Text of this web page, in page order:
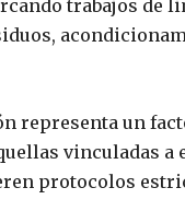
trabajos de
representa un
vinculadas
protocolos